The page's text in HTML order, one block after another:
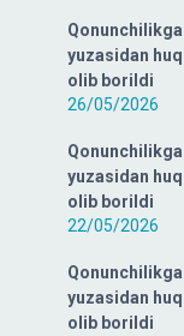
yuzasidan
olib borildi
26/05/2026
yuzasidan
olib borildi
22/05/2026
yuzasidan
olib borildi